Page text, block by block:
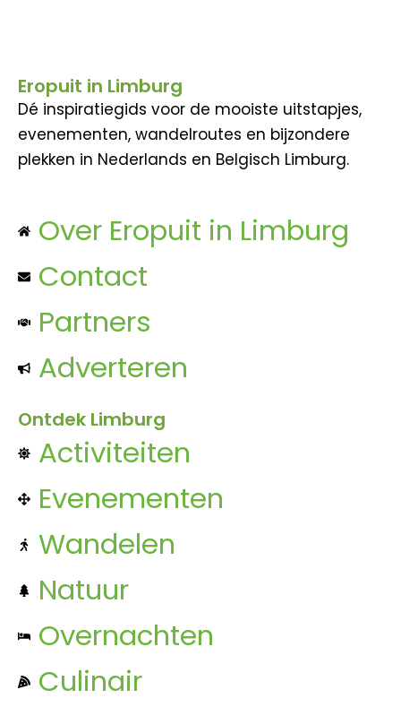
Eropuit in Limburg
Dé inspiratiegids voor de mooiste uitstapjes,
evenementen, wandelroutes en bijzondere
plekken in Nederlands en Belgisch Limburg.
Over Eropuit in Limburg
Contact
Partners
Adverteren
Ontdek Limburg
Activiteiten
Evenementen
Wandelen
Natuur
Overnachten
Culinair